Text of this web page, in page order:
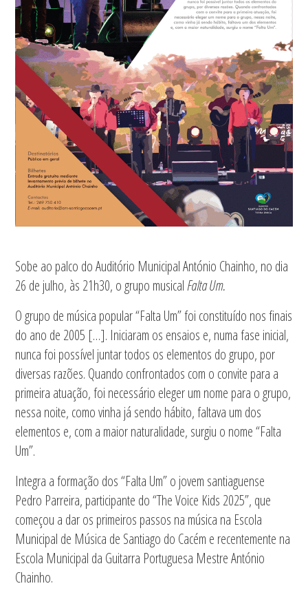
Sobe ao palco do Auditório Municipal António Chainho, no dia
26 de julho, às 21h30, o grupo musicalFalta Um.
O grupo de música popular “Falta Um” foi constituído nos finais
do ano de 2005 […]. Iniciaram os ensaios e, numa fase inicial,
nunca foi possível juntar todos os elementos do grupo, por
diversas razões. Quando confrontados com o convite para a
primeira atuação, foi necessário eleger um nome para o grupo,
nessa noite, como vinha já sendo hábito, faltava um dos
elementos e, com a maior naturalidade, surgiu o nome “Falta
Um”.
Integra a formação dos “Falta Um” o jovem santiaguense
Pedro Parreira, participante do “The Voice Kids 2025”, que
começou a dar os primeiros passos na música na Escola
Municipal de Música de Santiago do Cacém e recentemente na
Escola Municipal da Guitarra Portuguesa Mestre António
Chainho.